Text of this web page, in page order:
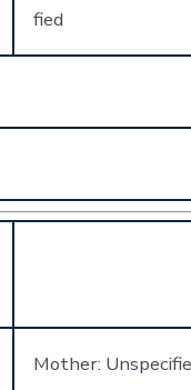
fied
Mother: